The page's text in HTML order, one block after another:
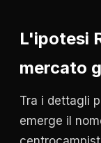
L'ipotesi
mercato
Tra i dettagli
emerge il